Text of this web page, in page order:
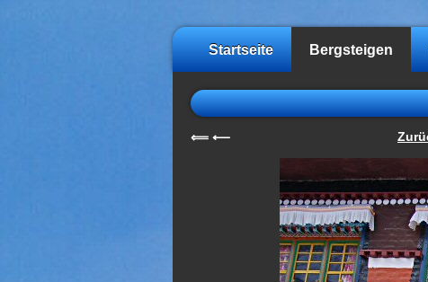
Startseite Bergsteigen
⟸ ⟵